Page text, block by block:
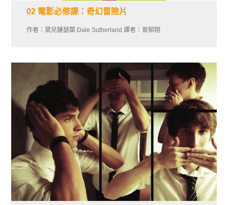
02 電影必修課：奇幻冒險片
作者：黛兒薩瑟蘭 Dale Sutherland 譯者：曾郁翔